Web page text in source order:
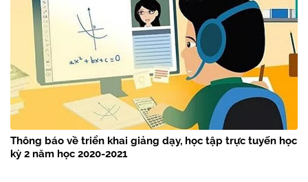
Thông báo về triển khai giảng dạy, học tập trực tuyến học
kỳ 2 năm học 2020-2021